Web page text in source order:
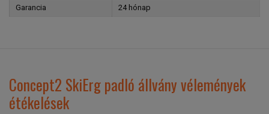
Garancia
24 hónap
Concept2 SkiErg padló állvány vélemények
étékelések